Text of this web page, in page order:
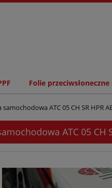
Folie
samochodowa ATC 05 CH SR HPR
ATC 05 CH